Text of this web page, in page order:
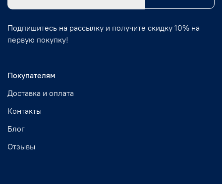
Покупателям
Доставка и оплата
Контакты
Блог
Отзывы
Подпишитесь на рассылку и получите скидку 10% на
первую покупку!